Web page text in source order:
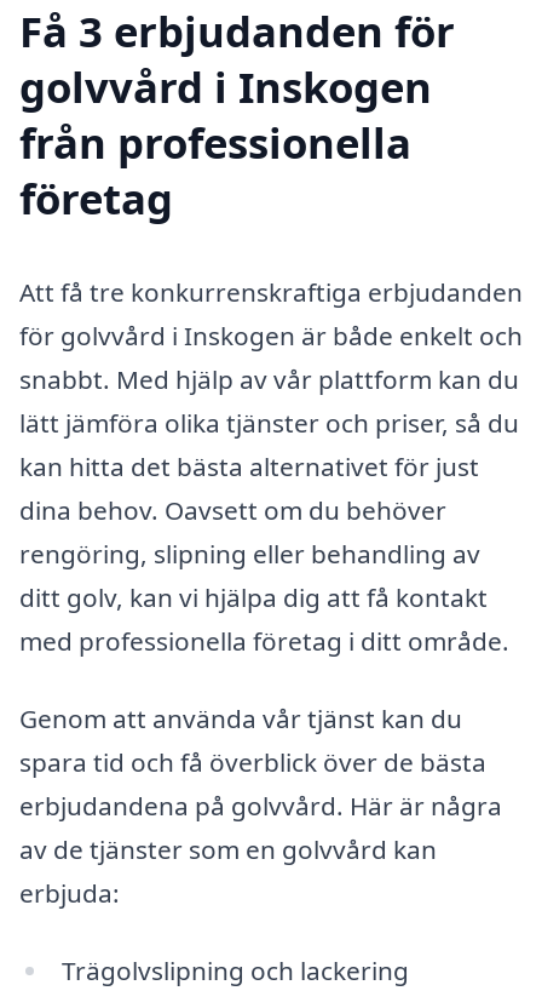
Få 3 erbjudanden för
golvvård i Inskogen
från professionella
företag
Att få tre konkurrenskraftiga erbjudanden
för golvvård i Inskogen är både enkelt och
snabbt. Med hjälp av vår plattform kan du
lätt jämföra olika tjänster och priser, så du
kan hitta det bästa alternativet för just
dina behov. Oavsett om du behöver
rengöring, slipning eller behandling av
ditt golv, kan vi hjälpa dig att få kontakt
med professionella företag i ditt område.
Genom att använda vår tjänst kan du
spara tid och få överblick över de bästa
erbjudandena på golvvård. Här är några
av de tjänster som en golvvård kan
erbjuda:
Trägolvslipning och lackering